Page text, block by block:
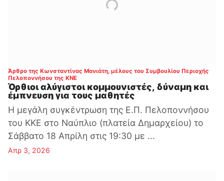
Άρθρο της Κωνσταντίνας Μανιάτη, μέλους του Συμβουλίου Περιοχής
Πελοποννήσου της ΚΝΕ:
Όρθιοι αλύγιστοι κομμουνιστές, δύναμη και
έμπνευση για τους μαθητές
Η μεγάλη συγκέντρωση της Ε.Π. Πελοποννήσου
του ΚΚΕ στο Ναύπλιο (πλατεία Δημαρχείου) το
Σάββατο 18 Απρίλη στις 19:30 με ...
Απρ 3, 2026